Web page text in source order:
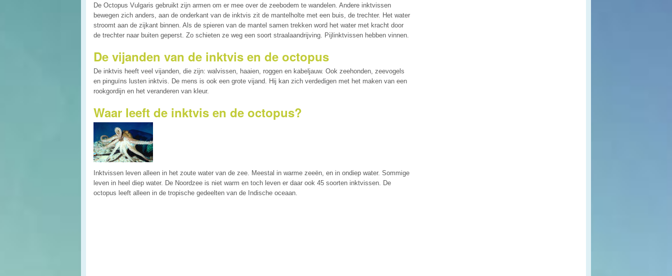
De Octopus Vulgaris gebruikt zijn armen om er mee over de zeebodem te wandelen. Andere inktvissen
bewegen zich anders, aan de onderkant van de inktvis zit de mantelholte met een buis, de trechter. Het water
stroomt aan de zijkant binnen. Als de spieren van de mantel samen trekken word het water met kracht door
de trechter naar buiten geperst. Zo schieten ze weg een soort straalaandrijving. Pijlinktvissen hebben vinnen.
De vijanden van de inktvis en de octopus
De inktvis heeft veel vijanden, die zijn: walvissen, haaien, roggen en kabeljauw. Ook zeehonden, zeevogels
en pinguïns lusten inktvis. De mens is ook een grote vijand. Hij kan zich verdedigen met het maken van een
rookgordijn en het veranderen van kleur.
Waar leeft de inktvis en de octopus?
Inktvissen leven alleen in het zoute water van de zee. Meestal in warme zeeën, en in ondiep water. Sommige
leven in heel diep water. De Noordzee is niet warm en toch leven er daar ook 45 soorten inktvissen. De
octopus leeft alleen in de tropische gedeelten van de Indische oceaan.